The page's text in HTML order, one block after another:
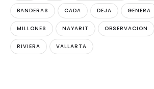
BANDERAS CADA DEJA GENERA
MILLONES NAYARIT OBSERVACION
RIVIERA VALLARTA